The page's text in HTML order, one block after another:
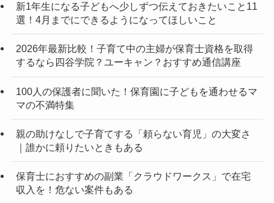
新1年生になる子どもへ少しずつ伝えておきたいこと11
選！4月までにできるようになってほしいこと
2026年最新比較！子育て中の主婦が保育士資格を取得
するなら四谷学院？ユーキャン？おすすめ通信講座
100人の保護者に聞いた！保育園に子どもを通わせるマ
マの不満特集
親の助けなしで子育てする「頼らない育児」の大変さ
｜誰かに頼りたいときもある
保育士におすすめの副業「クラウドワークス」で在宅
収入を！危ない案件もある